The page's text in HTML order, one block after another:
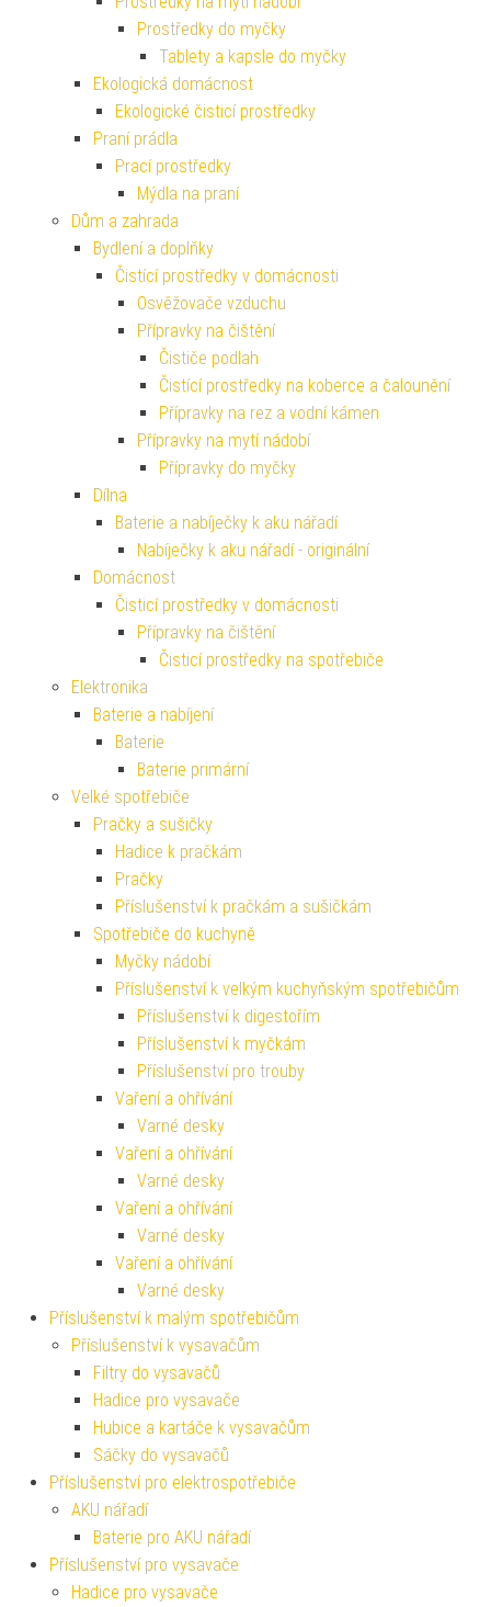
Prostředky do myčky
Tablety a kapsle do myčky
Ekologická domácnost
Ekologické čisticí prostředky
Praní prádla
Prací prostředky
Mýdla na praní
Dům a zahrada
Bydlení a doplňky
Čistící prostředky v domácnosti
Osvěžovače vzduchu
Přípravky na čištění
Čističe podlah
Čistící prostředky na koberce a čalounění
Přípravky na rez a vodní kámen
Přípravky na mytí nádobí
Přípravky do myčky
Dílna
Baterie a nabíječky k aku nářadí
Nabíječky k aku nářadí - originální
Domácnost
Čisticí prostředky v domácnosti
Přípravky na čištění
Čisticí prostředky na spotřebiče
Elektronika
Baterie a nabíjení
Baterie
Baterie primární
Velké spotřebiče
Pračky a sušičky
Hadice k pračkám
Pračky
Příslušenství k pračkám a sušičkám
Spotřebiče do kuchyně
Myčky nádobí
Příslušenství k velkým kuchyňským spotřebičům
Příslušenství k digestořím
Příslušenství k myčkám
Příslušenství pro trouby
Vaření a ohřívání
Varné desky
Vaření a ohřívání
Varné desky
Vaření a ohřívání
Varné desky
Vaření a ohřívání
Varné desky
Příslušenství k malým spotřebičům
Příslušenství k vysavačům
Filtry do vysavačů
Hadice pro vysavače
Hubice a kartáče k vysavačům
Sáčky do vysavačů
Příslušenství pro elektrospotřebiče
AKU nářadí
Baterie pro AKU nářadí
Příslušenství pro vysavače
Hadice pro vysavače